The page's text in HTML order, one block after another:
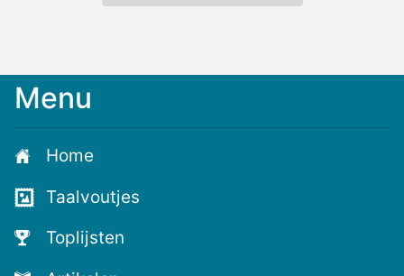
Menu
Home
Taalvoutjes
Toplijsten